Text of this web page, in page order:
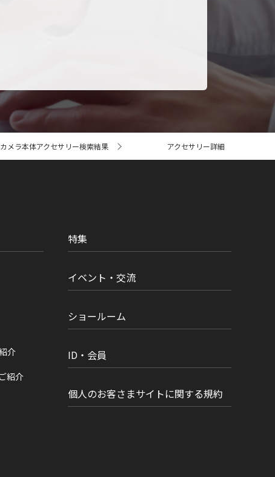
カメラ本体アクセサリー検索結果 アクセサリー詳細
介
紹介
特集
イベント・交流
ショールーム
ID・会員
個人のお客さまサイトに関する規約